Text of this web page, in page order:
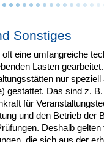
Sonstiges
eine umfangreiche
Lasten
nur
gestattet. Das sind z.
für
und den Betrieb der
Deshalb
die sich aus der